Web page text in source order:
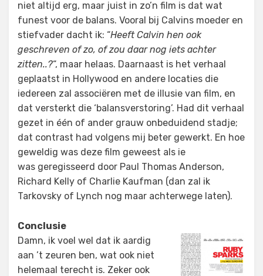
niet altijd erg, maar juist in zo’n film is dat wat
funest voor de balans. Vooral bij Calvins moeder en
stiefvader dacht ik: “Heeft Calvin hen ook
geschreven of zo, of zou daar nog iets achter
zitten..?“, maar helaas. Daarnaast is het verhaal
geplaatst in Hollywood en andere locaties die
iedereen zal associëren met de illusie van film, en
dat versterkt die ‘balansverstoring’. Had dit verhaal
gezet in één of ander grauw onbeduidend stadje;
dat contrast had volgens mij beter gewerkt. En hoe
geweldig was deze film geweest als ie
was geregisseerd door Paul Thomas Anderson,
Richard Kelly of Charlie Kaufman (dan zal ik
Tarkovsky of Lynch nog maar achterwege laten).
Conclusie
Damn, ik voel wel dat ik aardig
aan ’t zeuren ben, wat ook niet
helemaal terecht is. Zeker ook